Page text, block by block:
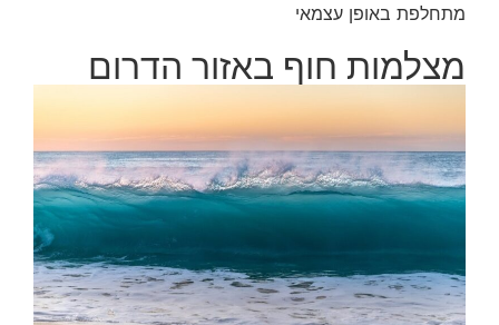
מתחלפת באופן עצמאי
מצלמות חוף באזור הדרום